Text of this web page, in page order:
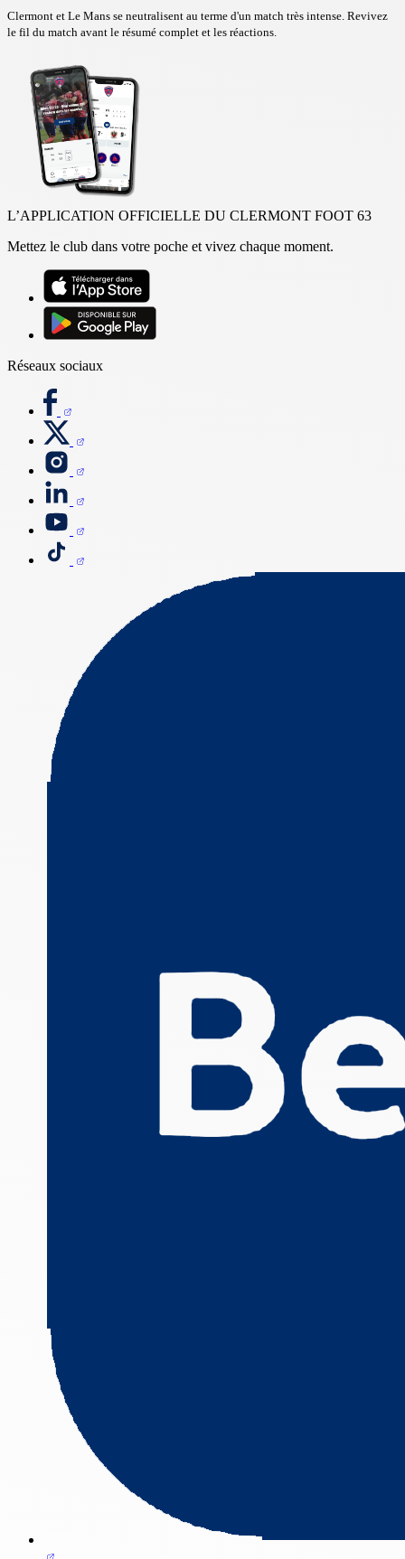
Clermont et Le Mans se neutralisent au terme d'un match très intense. Revivez
le fil du match avant le résumé complet et les réactions.
L’APPLICATION OFFICIELLE DU CLERMONT FOOT 63
Mettez le club dans votre poche et vivez chaque moment.
Réseaux sociaux